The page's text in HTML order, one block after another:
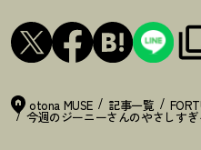
otona MUSE 記事一覧
今週のジーニーさんのやさしす